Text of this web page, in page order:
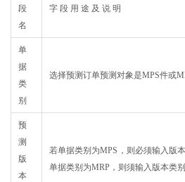
段
名
字 段 用 途 及 说 明
单
据
类
别
选择预测订单预测对象是MPS件或
预
测
版
本
若单据类别为MPS，则必须输入版
单据类别为MRP，则须输入版本类